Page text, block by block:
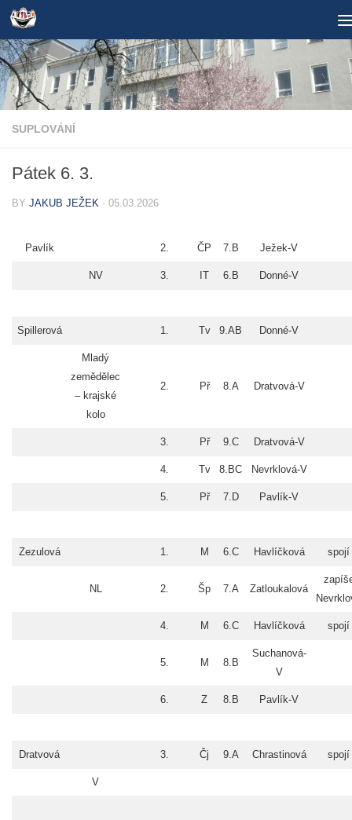
Skip to content
SUPLOVÁNÍ
Pátek 6. 3.
BY JAKUB JEŽEK · 05.03.2026
Pavlík 2. ČP 7.B Ježek-V
NV 3. IT 6.B Donné-V
Spillerová 1. Tv 9.AB Donné-V
Mladý
zemědělec
– krajské
kolo
2. Př 8.A Dratvová-V
3. Př 9.C Dratvová-V
4. Tv 8.BC Nevrklová-V
5. Př 7.D Pavlík-V
Zezulová 1. M 6.C Havlíčková spojí
NL 2. Šp 7.A Zatloukalová
4. M 6.C Havlíčková spojí
5. M 8.B
Suchanová-
V
6. Z 8.B Pavlík-V
Dratvová 3. Čj 9.A Chrastinová spojí
V